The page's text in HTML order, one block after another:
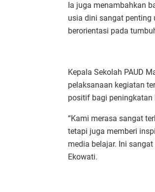
Ia juga menambahkan
usia dini sangat penting
berorientasi pada
Kepala Sekolah PAUD
pelaksanaan kegiatan
positif bagi peningkatan
“Kami merasa sangat
tetapi juga memberi
media belajar. Ini
Ekowati.